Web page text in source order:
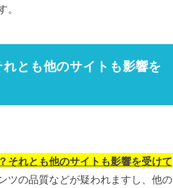
とも他のサイトも影響を
それとも他のサイトも影響を受けて
ツの品質などが疑われますし、他の